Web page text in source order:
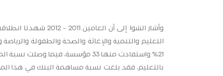
وأشار الشوا إلى
التعليم والتنمية والإغاثة والصحة والطفولة